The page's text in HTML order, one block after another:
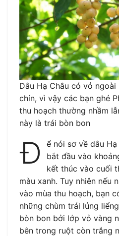
Dâu Hạ Châu có vỏ
chín, vì vậy các bạn ghé
thu hoạch thường nhầm
này là trái bòn bon
Đ
ể nói sơ về dâu
bắt đầu vào
kết thúc vào cuối
màu xanh. Tuy nhiên nếu
vào mùa thu hoạch, bạn
những chùm trái lủng
bòn bon bởi lớp vỏ vàng
bên trong ruột còn trắng